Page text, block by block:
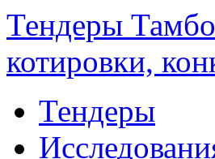
Тендеры
котировки,
Тендеры